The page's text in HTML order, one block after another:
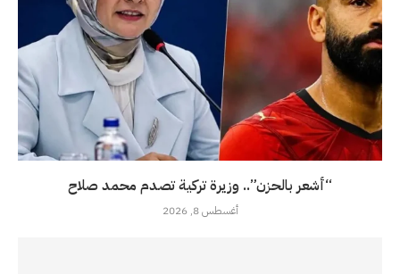
“أشعر بالحزن”.. وزيرة تركية تصدم محمد صلاح
أغسطس 8, 2026